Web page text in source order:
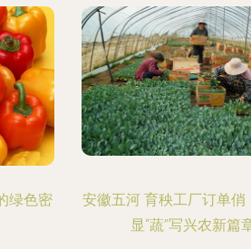
绿色密
安徽五河 育秧工厂订单俏
显“蔬”写兴农新篇